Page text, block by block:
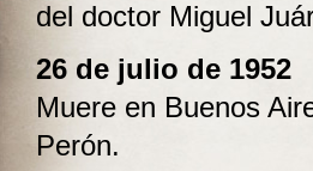
del doctor Miguel
26 de julio de 1952
Muere en Buenos
Perón.